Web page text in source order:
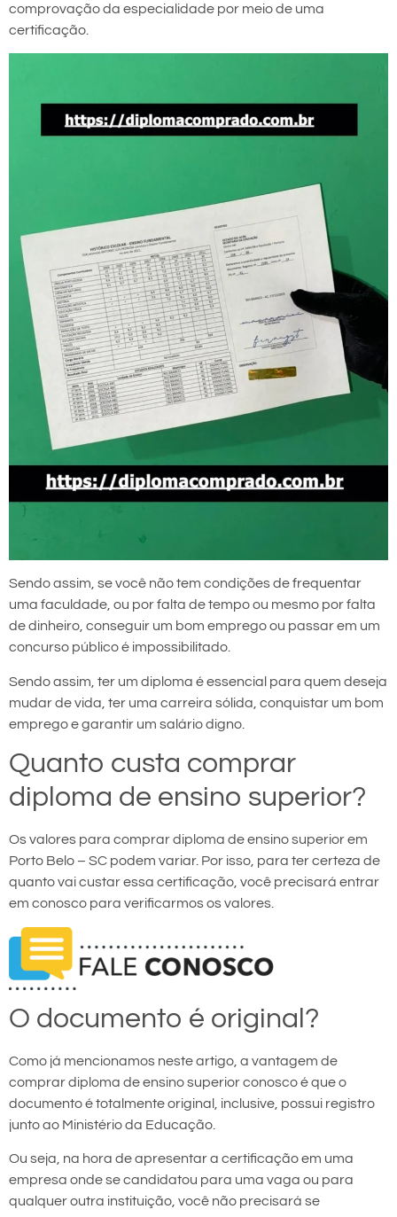
comprovação da especialidade por meio de uma
certificação.
Sendo assim, se você não tem condições de frequentar
uma faculdade, ou por falta de tempo ou mesmo por falta
de dinheiro, conseguir um bom emprego ou passar em um
concurso público é impossibilitado.
Sendo assim, ter um diploma é essencial para quem deseja
mudar de vida, ter uma carreira sólida, conquistar um bom
emprego e garantir um salário digno.
Quanto custa comprar
diploma de ensino superior?
Os valores para comprar diploma de ensino superior em
Porto Belo – SC podem variar. Por isso, para ter certeza de
quanto vai custar essa certificação, você precisará entrar
em conosco para verificarmos os valores.
O documento é original?
Como já mencionamos neste artigo, a vantagem de
comprar diploma de ensino superior conosco é que o
documento é totalmente original, inclusive, possui registro
junto ao Ministério da Educação.
Ou seja, na hora de apresentar a certificação em uma
empresa onde se candidatou para uma vaga ou para
qualquer outra instituição, você não precisará se